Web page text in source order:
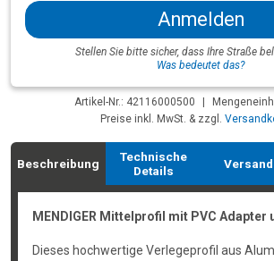
Anmelden
Stellen Sie bitte sicher, dass Ihre Straße
Was bedeutet das?
Artikel-Nr.: 42116000500 |
Preise inkl. MwSt. & zzgl.
Beschreibung
Technische
Details
Versand
MENDIGER Mittelprofil mit PVC Adapter
Dieses hochwertige Verlegeprofil aus